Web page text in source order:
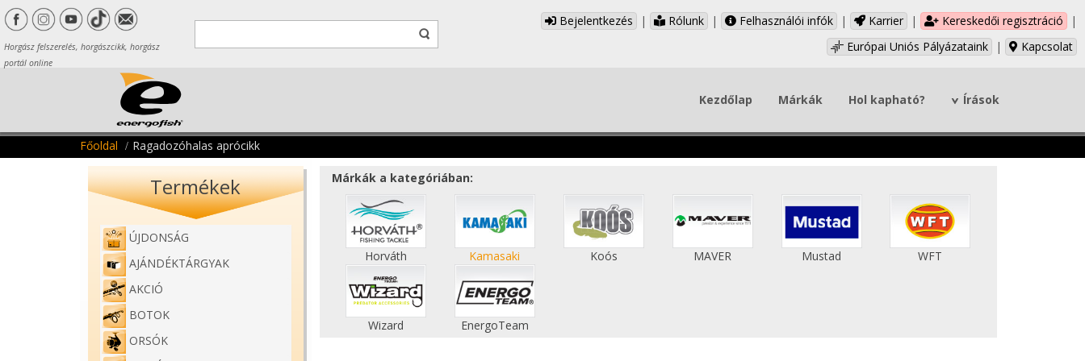
Horgász felszerelés, horgászcikk, horgász
portál online
Bejelentkezés | Rólunk | Felhasználói infók | Karrier | Kereskedői regisztráció
|
Európai Uniós Pályázataink
| Kapcsolat
Kezdőlap Márkák Hol kapható? Írások
Főoldal Ragadozóhalas aprócikk
Termékek
ÚJDONSÁG
AJÁNDÉKTÁRGYAK
AKCIÓ
BOTOK
ORSÓK
Márkák a kategóriában:
Horváth Kamasaki Koós MAVER Mustad WFT
Wizard EnergoTeam